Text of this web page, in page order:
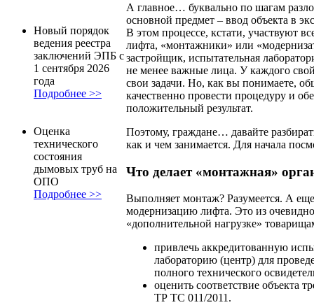
Новый порядок
ведения реестра
заключений ЭПБ с
1 сентября 2026
года
Подробнее >>
Оценка
технического
состояния
дымовых труб на
ОПО
Подробнее >>
А главное… буквально по шагам
основной предмет – ввод объекта в
В этом процессе, кстати, участвуют
лифта, «монтажники» или
застройщик, испытательная
не менее важные лица. У каждого
свои задачи. Но, как вы понимаете,
качественно провести процедуру и
положительный результат.
Поэтому, граждане… давайте
как и чем занимается. Для начала
Что делает «монтажная»
Выполняет монтаж? Разумеется. А
модернизацию лифта. Это из
«дополнительной нагрузке»
привлечь аккредитованную
лабораторию (центр) для
полного технического
оценить соответствие объекта
ТР ТС 011/2011.